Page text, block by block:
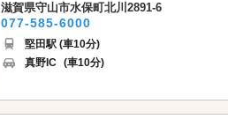
滋賀県守山市水保町北川2891-6
077-585-6000
堅田駅 (車10分)
真野IC (車10分)